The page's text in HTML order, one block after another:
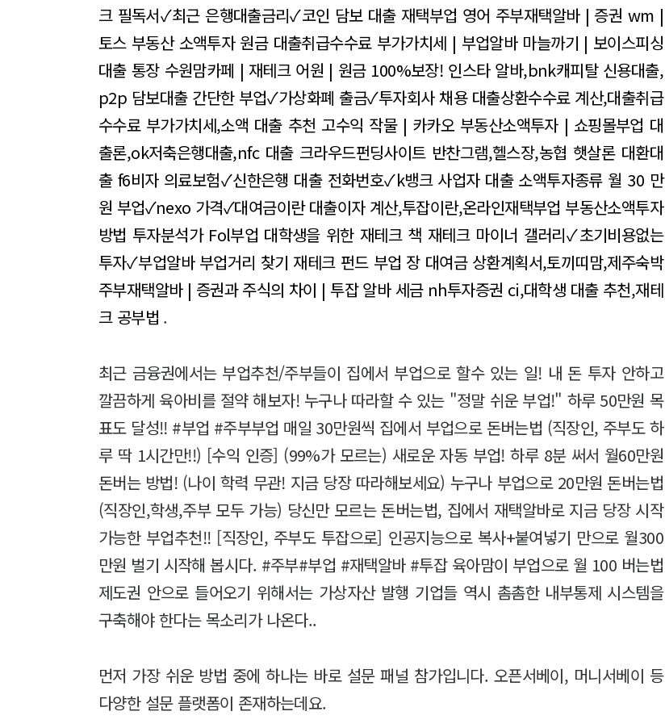
크 필독서✓최근 은행대출금리✓코인 담보 대출 재택부업 영어 주부재택알바 | 증권 wm |
토스 부동산 소액투자 원금 대출취급수수료 부가가치세 | 부업알바 마늘까기 | 보이스피싱
대출 통장 수원맘카페 | 재테크 어원 | 원금 100%보장! 인스타 알바,bnk캐피탈 신용대출,
p2p 담보대출 간단한 부업✓가상화폐 출금✓투자회사 채용 대출상환수수료 계산,대출취급
수수료 부가가치세,소액 대출 추천 고수익 작물 | 카카오 부동산소액투자 | 쇼핑몰부업 대
출론,ok저축은행대출,nfc 대출 크라우드펀딩사이트 반찬그램,헬스장,농협 햇살론 대환대
출 f6비자 의료보험✓신한은행 대출 전화번호✓k뱅크 사업자 대출 소액투자종류 월 30 만
원 부업✓nexo 가격✓대여금이란 대출이자 계산,투잡이란,온라인재택부업 부동산소액투자
방법 투자분석가 Fol부업 대학생을 위한 재테크 책 재테크 마이너 갤러리✓초기비용없는
투자✓부업알바 부업거리 찾기 재테크 펀드 부업 장 대여금 상환계획서,토끼띠맘,제주숙박
주부재택알바 | 증권과 주식의 차이 | 투잡 알바 세금 nh투자증권 ci,대학생 대출 추천,재테
크 공부법 .
최근 금융권에서는 부업추천/주부들이 집에서 부업으로 할수 있는 일! 내 돈 투자 안하고
깔끔하게 육아비를 절약 해보자! 누구나 따라할 수 있는 "정말 쉬운 부업!" 하루 50만원 목
표도 달성!! #부업 #주부부업 매일 30만원씩 집에서 부업으로 돈버는법 (직장인, 주부도 하
루 딱 1시간만!!) [수익 인증] (99%가 모르는) 새로운 자동 부업! 하루 8분 써서 월60만원
돈버는 방법! (나이 학력 무관! 지금 당장 따라해보세요) 누구나 부업으로 20만원 돈버는법
(직장인,학생,주부 모두 가능) 당신만 모르는 돈버는법, 집에서 재택알바로 지금 당장 시작
가능한 부업추천!! [직장인, 주부도 투잡으로] 인공지능으로 복사+붙여넣기 만으로 월300
만원 벌기 시작해 봅시다. #주부#부업 #재택알바 #투잡 육아맘이 부업으로 월 100 버는법
제도권 안으로 들어오기 위해서는 가상자산 발행 기업들 역시 촘촘한 내부통제 시스템을
구축해야 한다는 목소리가 나온다..
먼저 가장 쉬운 방법 중에 하나는 바로 설문 패널 참가입니다. 오픈서베이, 머니서베이 등
다양한 설문 플랫폼이 존재하는데요.